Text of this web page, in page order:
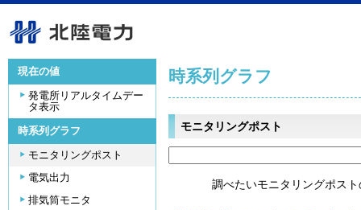
現在の値
発電所リアルタイムデー
タ表示
時系列グラフ
モニタリングポスト
電気出力
排気筒モニタ
時系列グラフ
モニタリングポスト
調べたいモニタリングポス